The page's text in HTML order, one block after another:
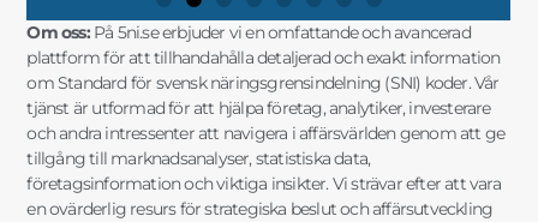
Om oss:På 5ni.se erbjuder vi en omfattande och avancerad
plattform för att tillhandahålla detaljerad och exakt information
om Standard för svensk näringsgrensindelning (SNI) koder. Vår
tjänst är utformad för att hjälpa företag, analytiker, investerare
och andra intressenter att navigera i affärsvärlden genom att ge
tillgång till marknadsanalyser, statistiska data,
företagsinformation och viktiga insikter. Vi strävar efter att vara
en ovärderlig resurs för strategiska beslut och affärsutveckling